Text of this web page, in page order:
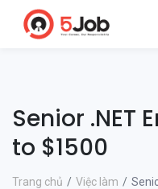
Senior .NET
to $1500
Trang chủ Việc làm